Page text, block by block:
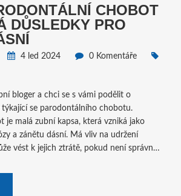
CHOBOT
DŮSLEDKY PRO
4 led 2024
0 Komentáře
bloger a chci se s vámi podělit o
týkající se parodontálního chobotu.
je malá zubní kapsa, která vzniká jako
a zánětu dásní. Má vliv na udržení
vést k jejich ztrátě, pokud není správně
léčby. Nezapomeňte, že prevence je
dásní, a proto vám ukážu i nějaké ty